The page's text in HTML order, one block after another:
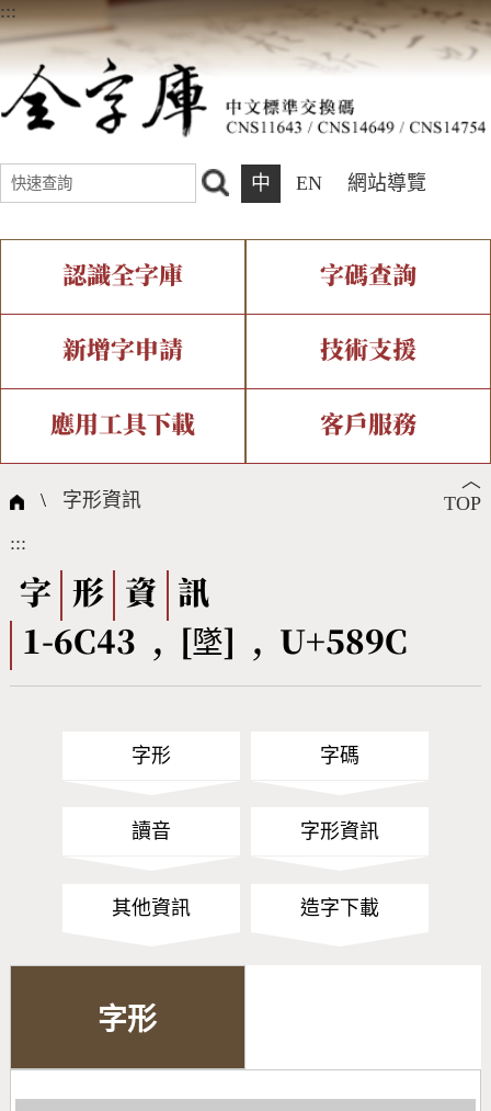
:::
中 EN 網站導覽
認識全字庫
全字庫介紹 全字庫現況
中文碼介紹 專有名詞介紹
國際字碼相關組織
字碼查詢
IDS查詢 部件查詢
複合查詢 注音查詢
筆畫查詢
筆順序查詢
CNS查詢 Unicode查詢
新增字申請
新字申請處理流程
技術支援
字形即時顯示 造字解決方案
全字庫授權 轉碼Web Service
應用工具下載
個人電腦造字處理工具
字形下載
客戶服務
問題集
熱門查詢統計
︿
TOP
\ 字形資訊
:::
字 形 資
訊
1-6C43 , [墜] , U+589C
字形 字碼
讀音 字形資訊
其他資訊 造字下載
字形